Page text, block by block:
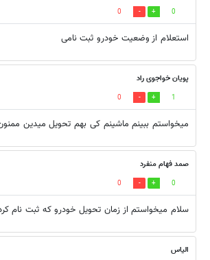
0
0
استعلام از وضعیت خودرو ثبت نامی
پویان خواجوی راد
1
0
میخواستم ببینم ماشینم كی بهم تحویل میدین
صمد فهام منفرد
0
0
سلام میخواستم از زمان تحویل خودرو که ثبت نام
الیاس